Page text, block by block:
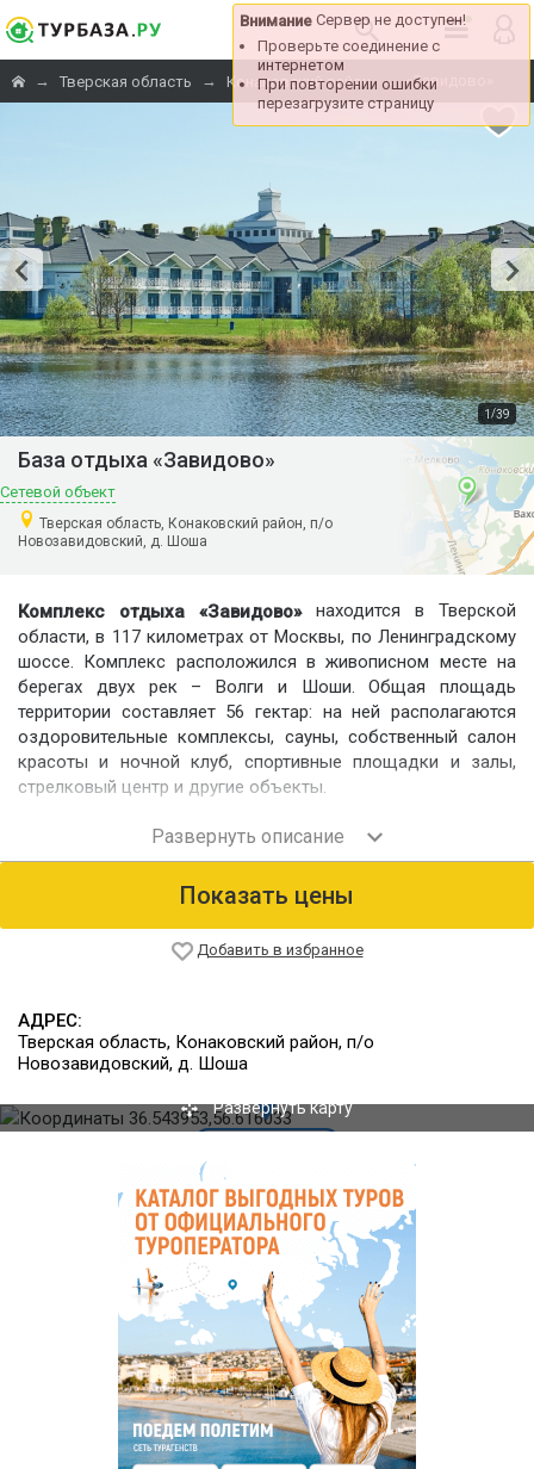
Внимание Сервер не доступен!
Проверьте соединение с
интернетом
При повторении ошибки
перезагрузите страницу
→ Тверская область → Конаковский район → «Завидово»
1/39
База отдыха «Завидово»
Сетевой объект
Тверская область, Конаковский район, п/о
Новозавидовский, д. Шоша
Комплекс отдыха «Завидово»находится в Тверской
области, в 117 километрах от Москвы, по Ленинградскому
шоссе. Комплекс расположился в живописном месте на
берегах двух рек – Волги и Шоши. Общая площадь
территории составляет 56 гектар: на ней располагаются
оздоровительные комплексы, сауны, собственный салон
красоты и ночной клуб, спортивные площадки и залы,
стрелковый центр и другие объекты.
Номерной фонд
Гостиничный комплекс занимает благоустроенную
находятся отдельно деревянные и кирпичные коттеджи,
таунхаусы, здание гостиницы на берегу Волги,
административный корпус и несколько ресторанов. Жилой
санузлом.Комплекс отдыха предлагает размещение в 43
номерах в гостинице, 95 коттеджах разной вместимости.
К услугам гостей 4 ресторана, 3 банкетных зала, летние
веранды с видом на реки Волга и Шоша, лобби-бар.
ночной клуб;
караоке;
шатры, беседки;
конференц-зал и бизнес-классы, универсальный зал;
релаксационный центр «Русская баня», финские
сауны на берегу реки Шоша, баня по-деревенски;
оздоровительный комплекс (бассейн, сауна,
турецкая баня);
центр водного спорта (прокат катеров, гидроциклов,
снегоходов, летнее и зимнее хранение водной
техники);
Показать цены
Добавить в избранное
АДРЕС:
Тверская область, Конаковский район, п/о
Новозавидовский, д. Шоша
Развернуть карту